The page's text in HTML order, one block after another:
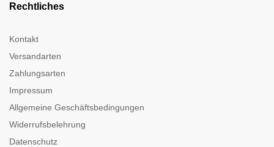
Rechtliches
Kontakt
Versandarten
Zahlungsarten
Impressum
Allgemeine Geschäftsbedingungen
Widerrufsbelehrung
Datenschutz